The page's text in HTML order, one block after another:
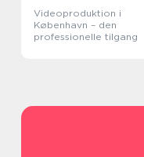
Videoproduktion i
København – den
professionelle tilgang